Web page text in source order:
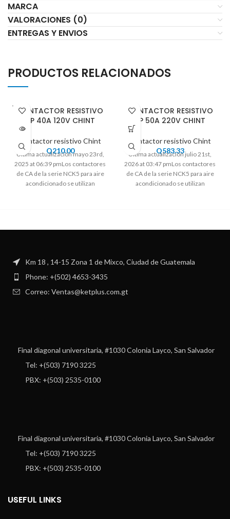
MARCA
VALORACIONES (0)
ENTREGAS Y ENVIOS
PRODUCTOS RELACIONADOS
VENDI
DO
CONTACTOR RESISTIVO
3P 40A 120V CHINT
Contactor resistivo Chint
Q210.00
Ultima actualización mayo 23rd,
2025 at 06:39 pmLos contactores
de CA de la serie NCK5 para aire
acondicionado se utilizan
CONTACTOR RESISTIVO
3P 50A 220V CHINT
Contactor resistivo Chint
Q583.33
Ultima actualización julio 21st,
2026 at 03:47 pmLos contactores
de CA de la serie NCK5 para aire
acondicionado se utilizan
Km 18 , 14-15 Zona 1 de Mixco, Ciudad de Guatemala
Phone: +(502) 4653-3435
Correo: Ventas@ketplus.com.gt
Final diagonal universitaria, #1030 Colonia Layco, San Salvador
Tel: +(503) 7190 3225
PBX: +(503) 2535-0100
Final diagonal universitaria, #1030 Colonia Layco, San Salvador
Tel: +(503) 7190 3225
PBX: +(503) 2535-0100
USEFUL LINKS